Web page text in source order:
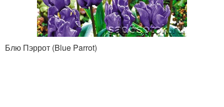
Блю Пэррот (Blue Parrot)